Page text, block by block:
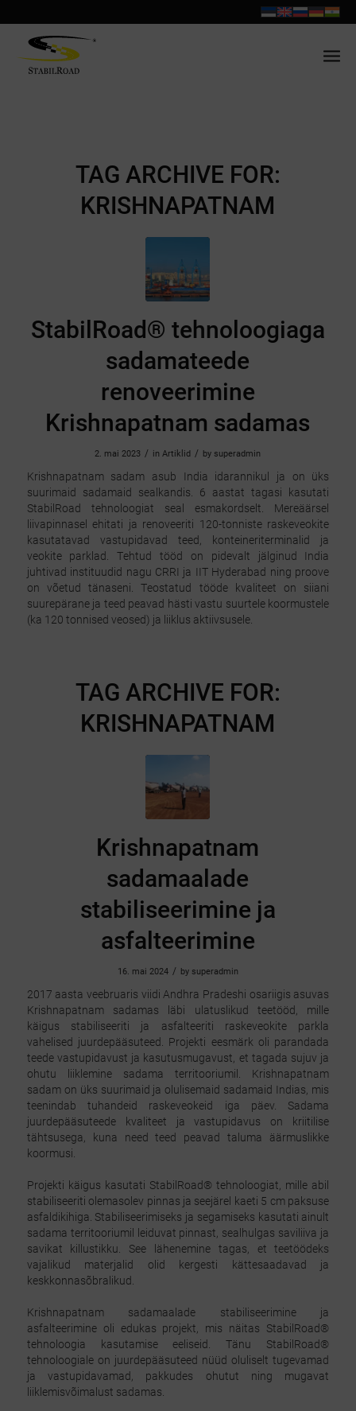
TAG ARCHIVE FOR:
KRISHNAPATNAM
StabilRoad® tehnoloogiaga
sadamateede
renoveerimine
Krishnapatnam sadamas
2. mai 2023 / inArtiklid / by superadmin
Krishnapatnam sadam asub India idarannikul ja on üks
suurimaid sadamaid sealkandis. 6 aastat tagasi kasutati
StabilRoad tehnoloogiat seal esmakordselt. Mereäärsel
liivapinnasel ehitati ja renoveeriti 120-tonniste raskeveokite
kasutatavad vastupidavad teed, konteineriterminalid ja
veokite parklad. Tehtud tööd on pidevalt jälginud India
juhtivad instituudid nagu CRRI ja IIT Hyderabad ning proove
on võetud tänaseni. Teostatud tööde kvaliteet on siiani
suurepärane ja teed peavad hästi vastu suurtele koormustele
(ka 120 tonnised veosed) ja liiklus aktiivsusele.
TAG ARCHIVE FOR:
KRISHNAPATNAM
Krishnapatnam
sadamaalade
stabiliseerimine ja
asfalteerimine
16. mai 2024 / by superadmin
2017 aasta veebruaris viidi Andhra Pradeshi osariigis asuvas
Krishnapatnam sadamas läbi ulatuslikud teetööd, mille
käigus stabiliseeriti ja asfalteeriti raskeveokite parkla
vahelised juurdepääsuteed. Projekti eesmärk oli parandada
teede vastupidavust ja kasutusmugavust, et tagada sujuv ja
ohutu liiklemine sadama territooriumil. Krishnapatnam
sadam on üks suurimaid ja olulisemaid sadamaid Indias, mis
teenindab tuhandeid raskeveokeid iga päev. Sadama
juurdepääsuteede kvaliteet ja vastupidavus on kriitilise
tähtsusega, kuna need teed peavad taluma äärmuslikke
koormusi.
Projekti käigus kasutati StabilRoad® tehnoloogiat, mille abil
stabiliseeriti olemasolev pinnas ja seejärel kaeti 5 cm paksuse
asfaldikihiga. Stabiliseerimiseks ja segamiseks kasutati ainult
sadama territooriumil leiduvat pinnast, sealhulgas saviliiva ja
savikat killustikku. See lähenemine tagas, et teetöödeks
vajalikud materjalid olid kergesti kättesaadavad ja
keskkonnasõbralikud.
Krishnapatnam sadamaalade stabiliseerimine ja
asfalteerimine oli edukas projekt, mis näitas StabilRoad®
tehnoloogia kasutamise eeliseid. Tänu StabilRoad®
tehnoloogiale on juurdepääsuteed nüüd oluliselt tugevamad
ja vastupidavamad, pakkudes ohutut ning mugavat
liiklemisvõimalust sadamas.